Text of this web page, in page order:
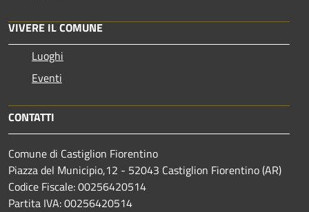
VIVERE IL COMUNE
Luoghi
Eventi
CONTATTI
Comune di Castiglion Fiorentino
Piazza del Municipio,12 - 52043 Castiglion Fiorentino (AR)
Codice Fiscale: 00256420514
Partita IVA: 00256420514